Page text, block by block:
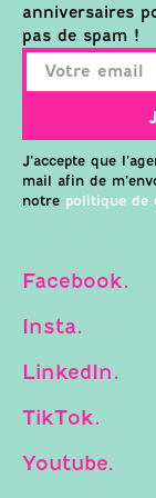
anniversaires
pas de spam !
J’accepte que
mail afin de
notre politique de
Facebook.
Insta.
LinkedIn.
TikTok.
Youtube.